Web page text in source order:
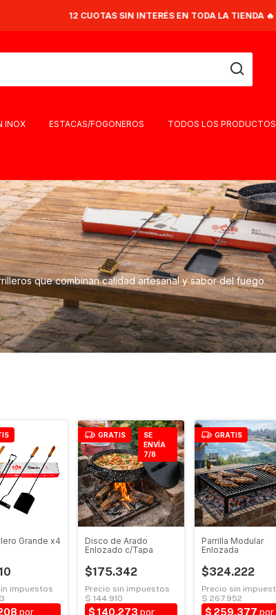
INTERÉS EN TODA LA TIENDA 🔥
INOX ESTACAS/FOGONEROS TODOS LOS PRODUCTOS
que combinan calidad artesanal y sabor del fuego.
Grande x4
GRATIS
SE
ENVÍA
7/8
Disco de Arado
Enlozado c/Tapa
$175.342
GRATIS
Parrilla Modular
Enlozada
$324.222